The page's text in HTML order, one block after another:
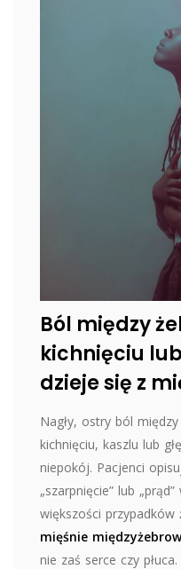
Ból między
kichnięciu
dzieje się z
Nagły, ostry ból
kichnięciu, kaszlu lub
niepokój. Pacjenci
„szarpnięcie” lub
większości przypadków
mięśnie
nie zaś serce czy płuca.